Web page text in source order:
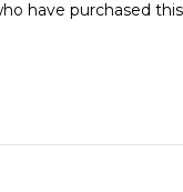
have purchased